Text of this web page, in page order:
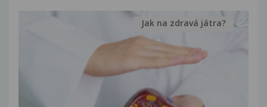
Jak na zdravá játra?